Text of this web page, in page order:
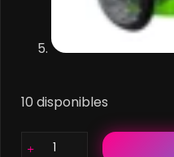
10 disponibles
Triciclo